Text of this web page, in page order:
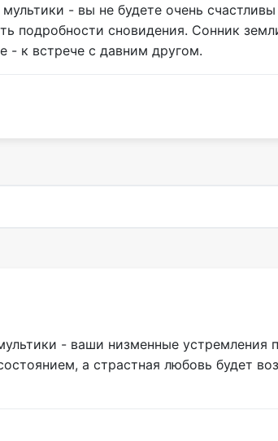
- вы не будете очень
подробности сновидения. Сонник
- к встрече с давним другом.
- ваши низменные устремления
а страстная любовь будет